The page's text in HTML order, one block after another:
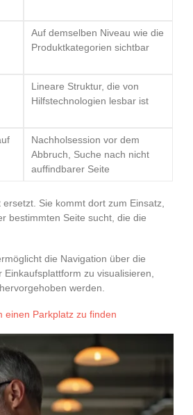
Auf demselben Niveau wie die
Produktkategorien sichtbar
Lineare Struktur, die von
Hilfstechnologien lesbar ist
Nachholsession vor dem
Abbruch, Suche nach nicht
auffindbarer Seite
Sie kommt dort zum Einsatz,
bestimmten Seite sucht, die die
die Navigation über die
zu visualisieren,
werden.
einen Parkplatz zu finden